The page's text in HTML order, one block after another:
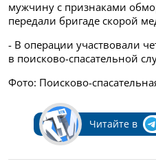
мужчину с признаками
передали бригаде скорой
- В операции участвовали
в поисково-спасательной
Фото: Поисково-
Читайте в